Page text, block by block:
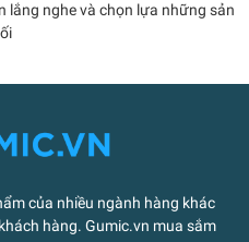
lắng nghe và chọn lựa những sản
của nhiều ngành hàng khác
hàng. Gumic.vn mua sắm